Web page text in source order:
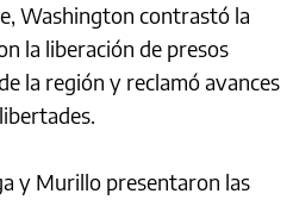
Washington contrastó la
la liberación de presos
la región y reclamó avances
y Murillo presentaron las